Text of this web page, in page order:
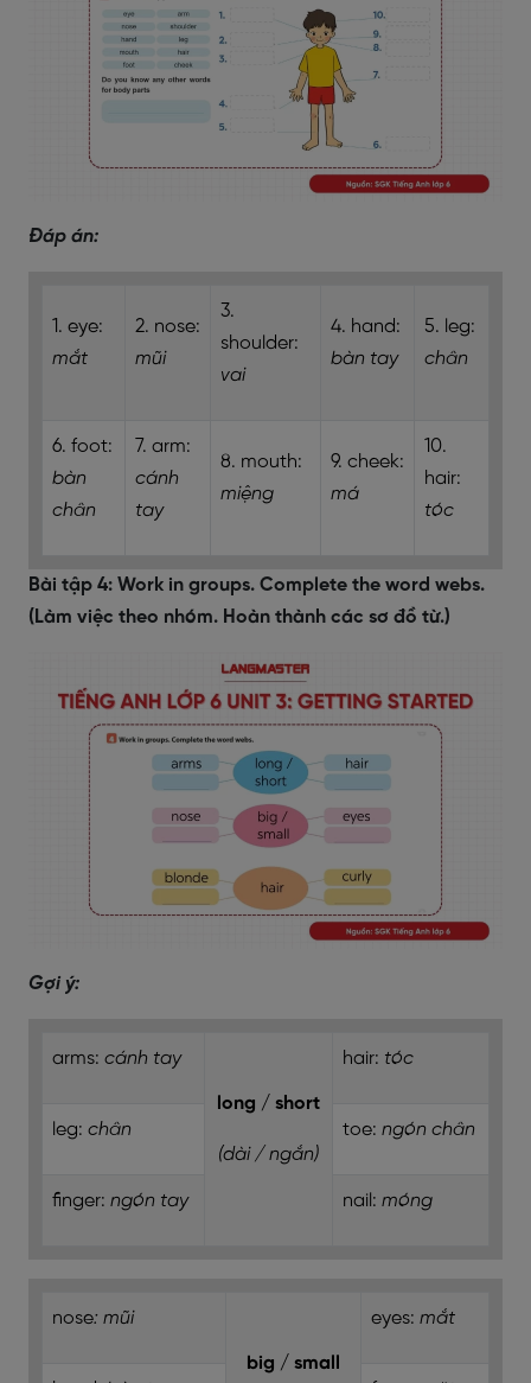
Đáp án:
1. eye:
mắt
2. nose:
mũi
3.
shoulder:
vai
4. hand:
bàn tay
5. leg:
chân
6. foot:
bàn
chân
7. arm:
cánh
tay
8. mouth:
miệng
9. cheek:
má
10.
hair:
tóc
Bài tập 4: Work in groups. Complete the word webs.
(Làm việc theo nhóm. Hoàn thành các sơ đồ từ.)
Gợi ý:
arms: cánh tay
long / short
(dài / ngắn)
hair: tóc
leg: chân toe: ngón chân
finger: ngón tay nail: móng
nose: mũi
big / small
eyes: mắt